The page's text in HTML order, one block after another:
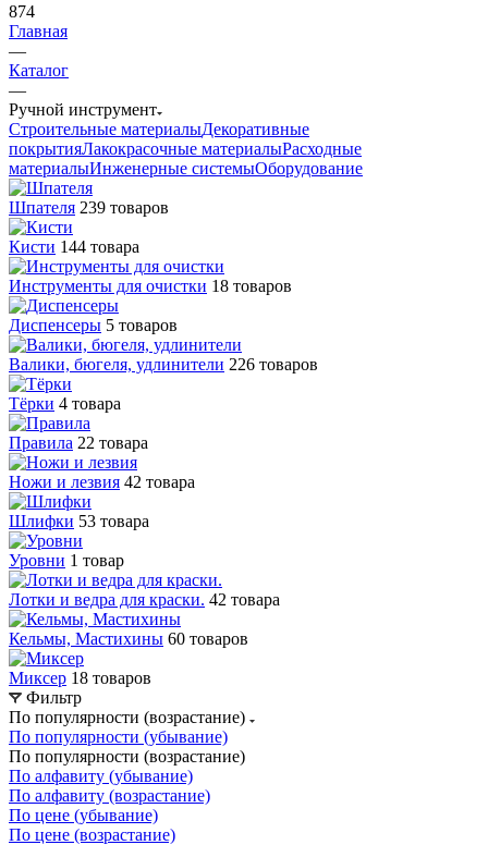
874
Главная
—
Каталог
—
Ручной инструмент
Строительные материалыДекоративные
покрытияЛакокрасочные материалыРасходные
материалыИнженерные системыОборудование
Шпателя 239 товаров
Кисти 144 товара
Инструменты для очистки 18 товаров
Диспенсеры 5 товаров
Валики, бюгеля, удлинители 226 товаров
Тёрки 4 товара
Правила 22 товара
Ножи и лезвия 42 товара
Шлифки 53 товара
Уровни 1 товар
Лотки и ведра для краски. 42 товара
Кельмы, Мастихины 60 товаров
Миксер 18 товаров
Фильтр
По популярности (возрастание)
По популярности (убывание)
По популярности (возрастание)
По алфавиту (убывание)
По алфавиту (возрастание)
По цене (убывание)
По цене (возрастание)